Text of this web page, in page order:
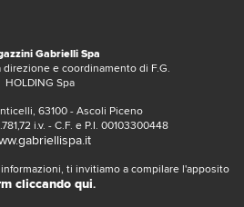
Gabrielli Spa
e coordinamento di F.G.
HOLDING Spa
63100 - Ascoli Piceno
i.v. - C.F. e P.I. 00103300448
ti invitiamo a compilare l'apposito
cliccando qui.